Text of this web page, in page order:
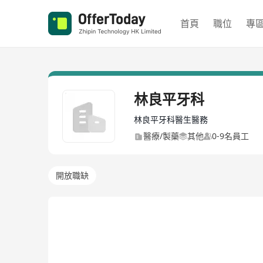
首頁 職位 專
林良平牙科
林良平牙科醫生醫務
醫療/製藥
其他 0-9名員工
開放職缺